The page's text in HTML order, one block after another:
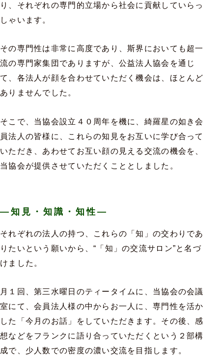
り、それぞれの専門的立場から社会に貢献していらっ
しゃいます。
その専門性は非常に高度であり、斯界においても超一
流の専門家集団でありますが、公益法人協会を通じ
て、各法人が顔を合わせていただく機会は、ほとんど
ありませんでした。
そこで、当協会設立４０周年を機に、綺羅星の如き会
員法人の皆様に、これらの知見をお互いに学び合って
いただき、あわせてお互い顔の見える交流の機会を、
当協会が提供させていただくこととしました。
―知見・知識・知性―
それぞれの法人の持つ、これらの「知」の交わりであ
りたいという願いから、“「知」の交流サロン”と名づ
けました。
月１回、第三水曜日のティータイムに、当協会の会議
室にて、会員法人様の中からお一人に、専門性を活か
した「今月のお話」をしていただきます。その後、感
想などをフランクに語り合っていただくという２部構
成で、少人数での密度の濃い交流を目指します。